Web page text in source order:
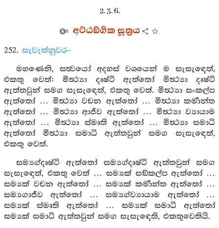
2. 3. 6.
අට්ඨඞ්ගික සූත්‍රය
252. සැවැත්නුවර–
මහණෙනි, සත්‍වයෝ අදහස් වශයෙන් ම සැසැඳෙත්,
එකතු වෙත්: මිත්‍ථ්‍යා දෘෂ්ටි ඇත්තෝ මිත්‍ථ්‍යා දෘෂ්ටි
ඇත්තවුන් සමග සැසැඳෙත්, එකතු වෙත්. මිත්‍ථ්‍යා සංකල්ප
ඇත්තෝ … මිත්‍ථ්‍යා වචන ඇත්තෝ … මිත්‍ථ්‍යා කර්‍මාන්ත
ඇත්තෝ … මිත්‍ථ්‍යා ආජීව ඇත්තෝ … මිත්‍ථ්‍යා ව්‍යායාම
ඇත්තෝ … මිත්‍ථ්‍යා ස්මෘති ඇත්තෝ … මිත්‍ථ්‍යා සමාධි
ඇත්තෝ මිත්‍ථ්‍යා සමාධි ඇත්තවුන් සමග සැසැඳෙත්,
එකතු වෙත්.
සම්‍යග්දෘෂ්ටි ඇත්තෝ සම්‍යග්දෘෂ්ටි ඇත්තවුන් සමග
සැසැඳෙත්, එකතු වෙත් … සම්‍යක් සඞ්කල්ප ඇත්තෝ …
සම්‍යක් වචන ඇත්තෝ … සම්‍යක් කර්‍මාන්ත ඇත්තෝ …
සම්‍යගාජීව ඇත්තෝ … සම්‍යග්ව්‍යායාම ඇත්තෝ …
සම්‍යක් ස්මෘති ඇත්තෝ … සම්‍යක් සමාධි ඇත්තෝ
සම්‍යක් සමාධි ඇත්තවුන් සමග සැසැඳෙති, එකතුවෙතියි.